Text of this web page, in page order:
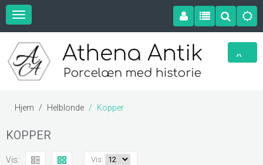
Hjem Helblonde Kopper
KOPPER
Vis: Vis: